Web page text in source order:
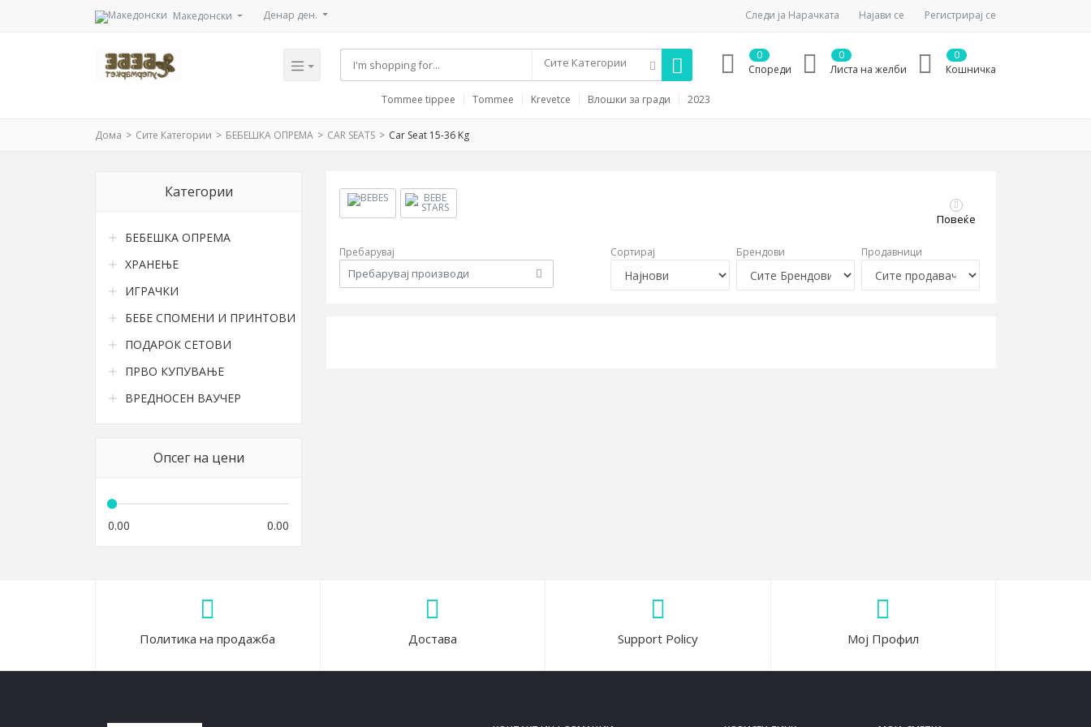
Mакедонски Денар ден. Следи ја Нарачката Најави се Регистрирај се
Сите Категории Спореди
0
Листа на желби
0
Кошничка
0
Tommee tippee Tommee Krevetce Влошки за гради 2023
Дома Сите Категории БЕБЕШКА ОПРЕМА CAR SEATS Car Seat 15-36 Kg
Категории
БЕБЕШКА ОПРЕМА
ХРАНЕЊЕ
ИГРАЧКИ
БЕБЕ СПОМЕНИ И ПРИНТОВИ
ПОДАРОК СЕТОВИ
ПРВО КУПУВАЊЕ
ВРЕДНОСЕН ВАУЧЕР
Опсег на цени
0.00 0.00
Повеќе
Пребарувај Сортирај Брендови Продавници
Политика на продажба Достава Support Policy Мој Профил